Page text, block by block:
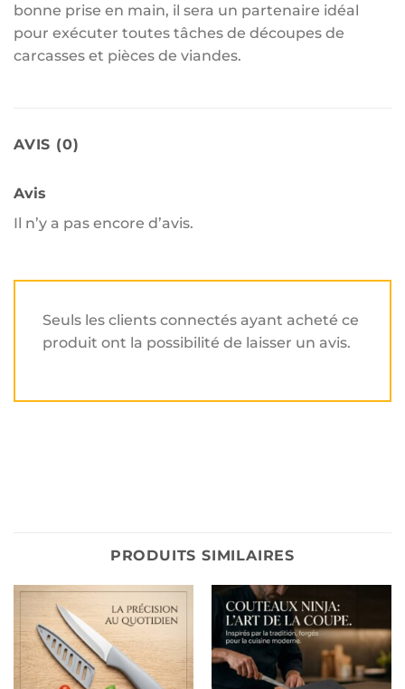
bonne prise en main, il sera un partenaire idéal
pour exécuter toutes tâches de découpes de
carcasses et pièces de viandes.
AVIS (0)
Avis
Il n’y a pas encore d’avis.
Seuls les clients connectés ayant acheté ce
produit ont la possibilité de laisser un avis.
PRODUITS SIMILAIRES